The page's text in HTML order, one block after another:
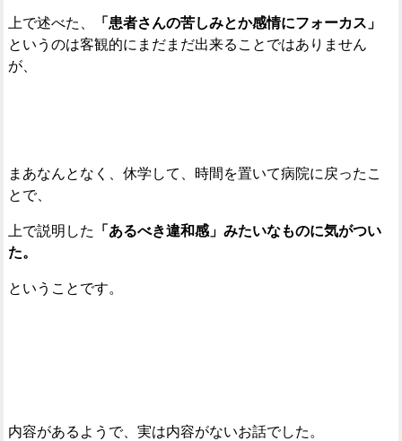
上で述べた、
「患者さんの苦しみとか感情にフォーカス」
というのは客観的にまだまだ出来ることではありません
が、
まあなんとなく、休学して、時間を置いて病院に戻ったこ
とで、
上で説明した 「あるべき違和感」みたいなものに気がつい
た。
ということです。
内容があるようで、実は内容がないお話でした。